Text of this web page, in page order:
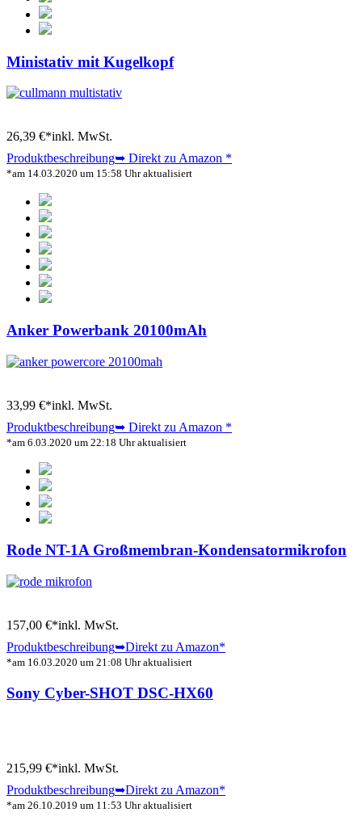
Ministativ mit Kugelkopf
26,39 €*inkl. MwSt.
Produktbeschreibung➥ Direkt zu Amazon *
*am 14.03.2020 um 15:58 Uhr aktualisiert
Anker Powerbank 20100mAh
33,99 €*inkl. MwSt.
Produktbeschreibung➥ Direkt zu Amazon *
*am 6.03.2020 um 22:18 Uhr aktualisiert
Rode NT-1A Großmembran-Kondensatormikrofon
157,00 €*inkl. MwSt.
Produktbeschreibung➥Direkt zu Amazon*
*am 16.03.2020 um 21:08 Uhr aktualisiert
Sony Cyber-SHOT DSC-HX60
215,99 €*inkl. MwSt.
Produktbeschreibung➥Direkt zu Amazon*
*am 26.10.2019 um 11:53 Uhr aktualisiert